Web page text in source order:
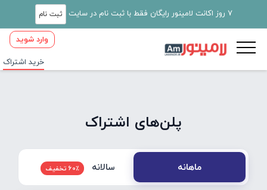
7 روز اکانت لامینور رایگان فقط با ثبت نام در سایت ثبت نام
وارد شوید
خرید اشتراک
پلن‌های اشتراک
ماهانه سالانه 60٪ تخفیف